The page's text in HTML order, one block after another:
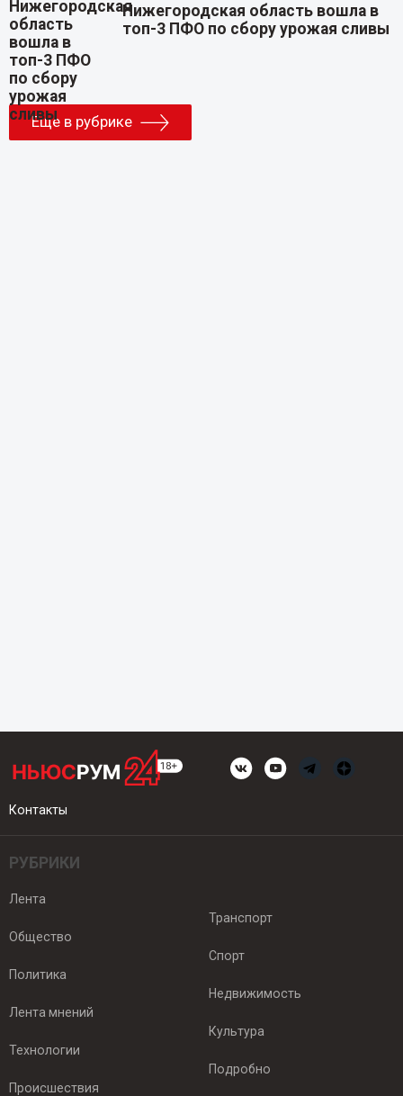
Нижегородская область вошла в
топ-3 ПФО по сбору урожая сливы
Еще в рубрике
Контакты
РУБРИКИ
Лента
Общество
Политика
Лента мнений
Технологии
Происшествия
Транспорт
Спорт
Недвижимость
Культура
Подробно